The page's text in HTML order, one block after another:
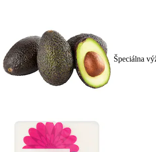
Špeciálna